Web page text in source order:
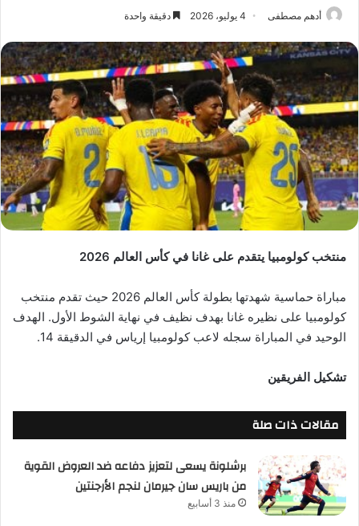
أدهم مصطفى 4 يوليو، 2026 دقيقة واحدة
منتخب كولومبيا يتقدم على غانا في كأس العالم 2026
مباراة حماسية شهدتها بطولة كأس العالم 2026 حيث تقدم منتخب
كولومبيا على نظيره غانا بهدف نظيف في نهاية الشوط الأول. الهدف
الوحيد في المباراة سجله لاعب كولومبيا إرياس في الدقيقة 14.
تشكيل الفريقين
مقالات ذات صلة
برشلونة يسعى لتعزيز دفاعه ضد العروض القوية
من باريس سان جيرمان لنجم الأرجنتين
منذ 3 أسابيع